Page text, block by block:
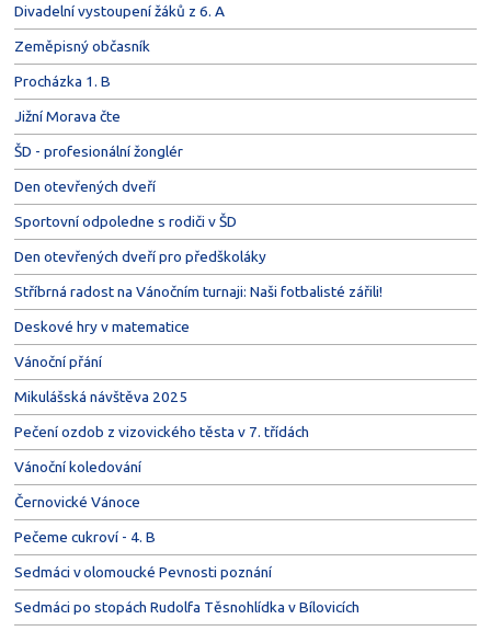
Divadelní vystoupení žáků z 6. A
Zeměpisný občasník
Procházka 1. B
Jižní Morava čte
ŠD - profesionální žonglér
Den otevřených dveří
Sportovní odpoledne s rodiči v ŠD
Den otevřených dveří pro předškoláky
Stříbrná radost na Vánočním turnaji: Naši fotbalisté zářili!
Deskové hry v matematice
Vánoční přání
Mikulášská návštěva 2025
Pečení ozdob z vizovického těsta v 7. třídách
Vánoční koledování
Černovické Vánoce
Pečeme cukroví - 4. B
Sedmáci v olomoucké Pevnosti poznání
Sedmáci po stopách Rudolfa Těsnohlídka v Bílovicích